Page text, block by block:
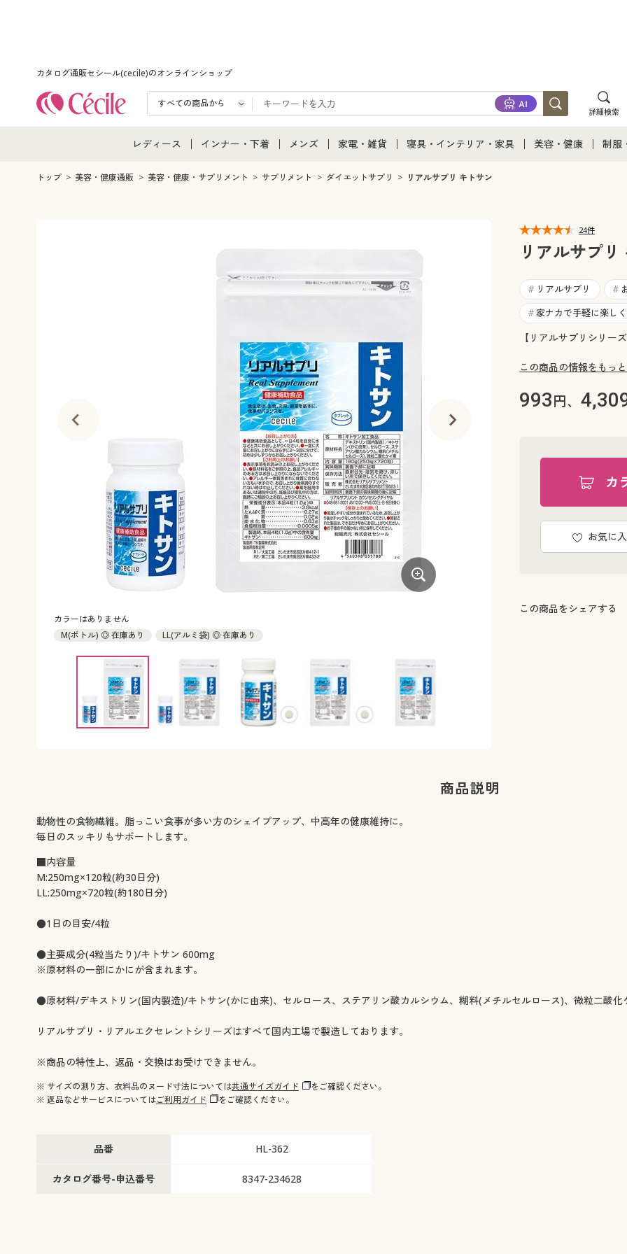
カタログ通販セシール(cecile)のオンラインショップ
詳細検索
レディース
レディース通販すべて
インナー・下着
インナー・下着通販すべて
ジュニア・ティーンズ下着
メンズ
メンズ通販すべて
家電・雑貨
家電・雑貨すべて
寝具・インテリア・家具
寝具・インテリア・家具通販すべて
カーテン・ラグ・ファブリック
美容・健康 制服
ジ
トップ 美容・健康通販 美容・健康・サプリメント サプリメント ダイエットサプリ リアルサプリ キトサン
カラーはありません
M(ボトル) ◎ 在庫あり
LL(アルミ袋) ◎ 在庫あり
24件
リアルサプ
# リアルサプリ #
# 家ナカで手軽に楽しく
【リアルサプリシリー
この商品の情報をもっ
993円、
カ
お気に
この商品をシェアする
商品説明
動物性の食物繊維。脂っこい食事が多い方のシェイプアップ、中高年の健康維持に。
毎日のスッキリもサポートします。
■内容量
M:250mg×120粒(約30日分)
LL:250mg×720粒(約180日分)
●1日の目安/4粒
●主要成分(4粒当たり)/キトサン 600mg
※原材料の一部にかにが含まれます。
●原材料/デキストリン(国内製造)/キトサン(かに由来)、セルロース、ステアリン酸カルシウム、糊料(メチルセルロース)、微粒二酸化
リアルサプリ・リアルエクセレントシリーズはすべて国内工場で製造しております。
※商品の特性上、返品・交換はお受けできません。
※ サイズの測り方、衣料品のヌード寸法については共通サイズガイド
をご確認ください。
※ 返品などサービスについてはご利用ガイド をご確認ください。
品番 HL-362
カタログ番号-申込番号 8347-234628